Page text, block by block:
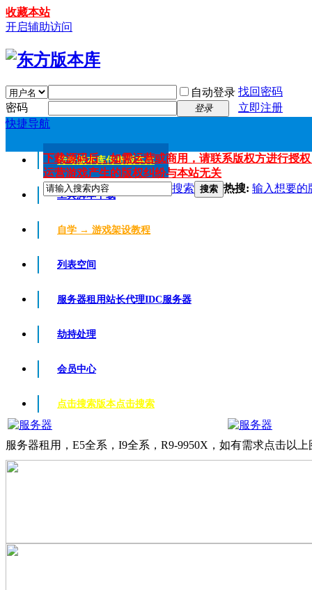
收藏本站
开启辅助访问
自动登录 找回密码
密码
登录
立即注册
快捷导航
传奇版本库传奇版本库
工具脚本下载
自学 → 游戏架设教程
列表空间
服务器租用站长代理IDC服务器
劫持处理
会员中心
点击搜索版本点击搜索
下载源码后，如需运营或商用，请联系版权方进行授
运营游戏产生的版权纠纷与本站无关
搜索 搜索 热搜: 输入想要的
服务器租用，E5全系，I9全系，R9-9950X，如有需求点击以